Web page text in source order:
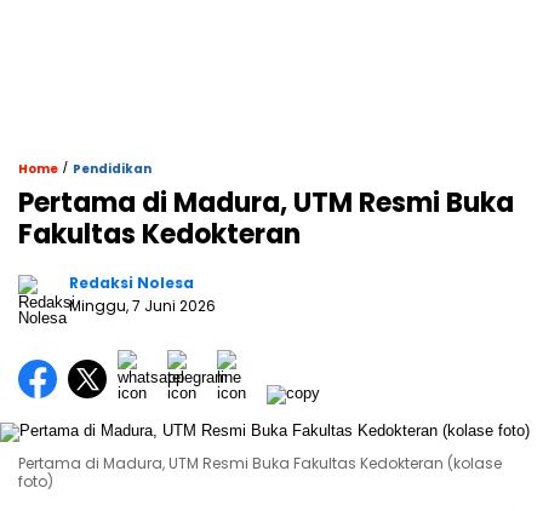
Home / Pendidikan
Pertama di Madura, UTM Resmi Buka
Fakultas Kedokteran
Redaksi Nolesa
Minggu, 7 Juni 2026
Pertama di Madura, UTM Resmi Buka Fakultas Kedokteran (kolase
foto)